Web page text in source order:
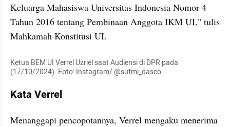
Keluarga Mahasiswa Universitas Indonesia Nomor 4
Tahun 2016 tentang Pembinaan Anggota IKM UI," tulis
Mahkamah Konstitusi UI.
Ketua BEM UI Verrel Uzriel saat Audiensi di DPR pada
(17/10/2024). Foto: Instagram/ @sufmi_dasco
Kata Verrel
Menanggapi pencopotannya, Verrel mengaku menerima